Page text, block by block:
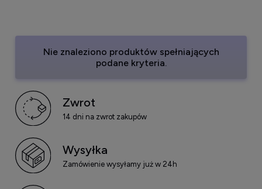
Nie znaleziono produktów spełniających
podane kryteria.
Zwrot
14 dni na zwrot zakupów
Wysyłka
Zamówienie wysyłamy już w 24h